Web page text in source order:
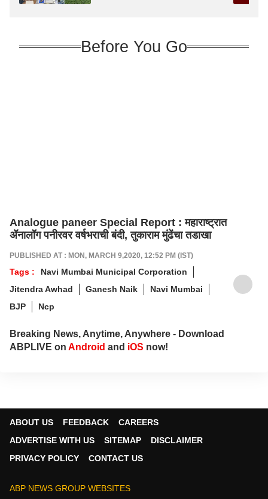
Before You Go
Analogue paneer Special Report : महाराष्ट्रात
ॲनालॉग पनीरवर वर्षभराची बंदी, तुकाराम मुंढेंचा तडाखा
PUBLISHED AT : MON, MARCH 9,2020, 12:52 PM (IST)
Tags :
Navi Mumbai Municipal Corporation
Jitendra Awhad
Ganesh Naik
Navi Mumbai
BJP
Ncp
Breaking News, Anytime, Anywhere - Download
ABPLIVE on Android and iOS now!
ABOUT US FEEDBACK
CAREERS
ADVERTISE WITH US
SITEMAP
DISCLAIMER
PRIVACY POLICY
CONTACT US
ABP NEWS GROUP WEBSITES